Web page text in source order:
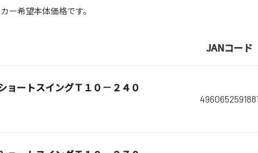
ー希望本体価格です。
JANコード
ョートスイングＴ１０－２４０
4960652591881